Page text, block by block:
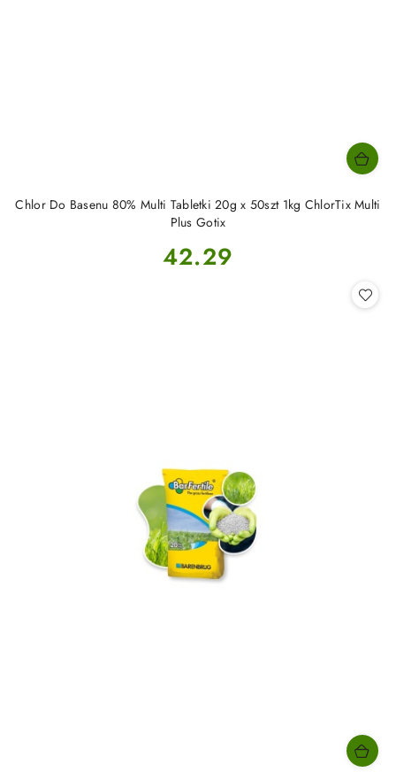
Chlor Do Basenu 80% Multi Tabletki 20g x 50szt 1kg ChlorTix Multi
Plus Gotix
Cena:
42.29